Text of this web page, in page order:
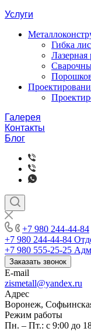
Услуги
Гибка
Лазерная
Галерея
Контакты
Блог
+7 980 244-44-84
+7 980 244-44-84
+7 980 555-25-25
Заказать звонок
E-mail
zismetall@yandex.ru
Адрес
Воронеж,
Режим работы
Пн. – Пт.: с 9:00 до